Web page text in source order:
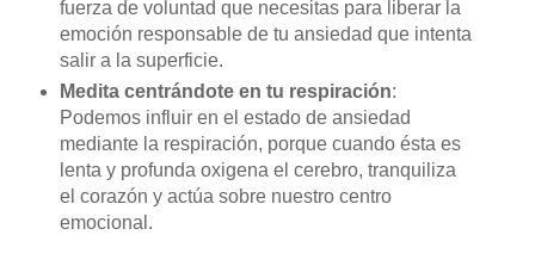
fuerza de voluntad que necesitas para liberar la
emoción responsable de tu ansiedad que intenta
salir a la superficie.
Medita centrándote en tu respiración:
Podemos influir en el estado de ansiedad
mediante la respiración, porque cuando ésta es
lenta y profunda oxigena el cerebro, tranquiliza
el corazón y actúa sobre nuestro centro
emocional.